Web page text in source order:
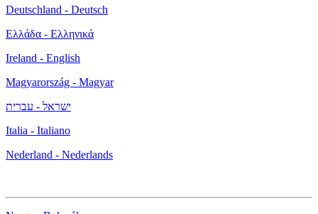
Deutschland - Deutsch
Ελλάδα - Ελληνικά
Ireland - English
Magyarország - Magyar
ישראל - עברית
Italia - Italiano
Nederland - Nederlands